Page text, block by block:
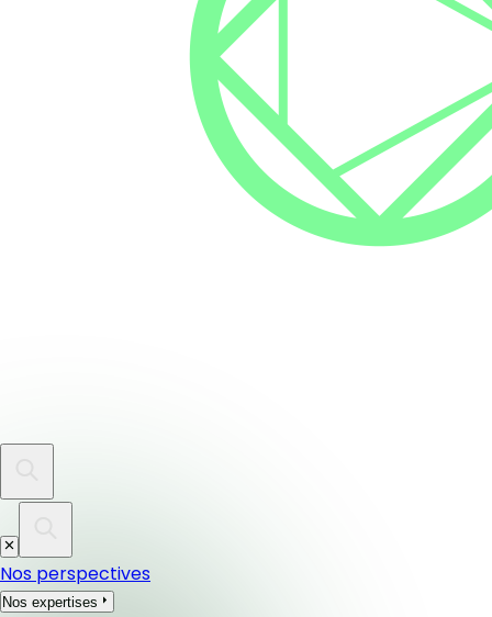
Nos perspectives
Nos expertises